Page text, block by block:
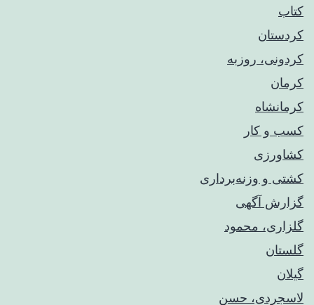
کتاب
کردستان
کردونی، روزبه
کرمان
کرمانشاه
کسب و کار
کشاورزی
کشتی و وزنه‌برداری
گزارش آگهی
گلزاری، محمود
گلستان
گیلان
لاسجردی، حسن